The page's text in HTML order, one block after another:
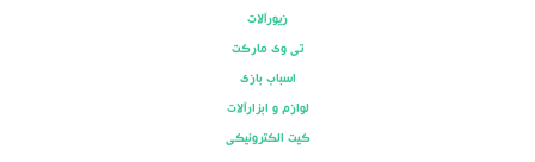
زیورآلات
تی وی مارکت
اسباب بازی
لوازم و ابزارآلات
کیت الکترونیکی